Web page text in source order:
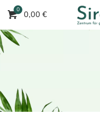
0 0,00 €